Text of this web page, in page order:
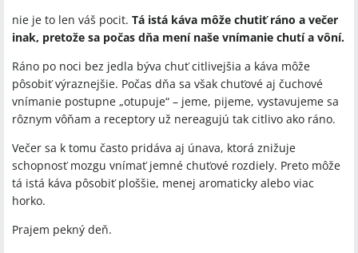
nie je to len váš pocit. Tá istá káva môže chutiť ráno a večer
inak, pretože sa počas dňa mení naše vnímanie chutí a vôní.
Ráno po noci bez jedla býva chuť citlivejšia a káva môže
pôsobiť výraznejšie. Počas dňa sa však chuťové aj čuchové
vnímanie postupne „otupuje“ – jeme, pijeme, vystavujeme sa
rôznym vôňam a receptory už nereagujú tak citlivo ako ráno.
Večer sa k tomu často pridáva aj únava, ktorá znižuje
schopnosť mozgu vnímať jemné chuťové rozdiely. Preto môže
tá istá káva pôsobiť ploššie, menej aromaticky alebo viac
horko.
Prajem pekný deň.